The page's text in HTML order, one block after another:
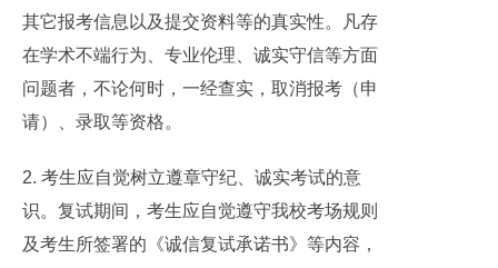
其它报考信息以及提交资料等的真实性。凡存
在学术不端行为、专业伦理、诚实守信等方面
问题者，不论何时，一经查实，取消报考（申
请）、录取等资格。
2. 考生应自觉树立遵章守纪、诚实考试的意
识。复试期间，考生应自觉遵守我校考场规则
及考生所签署的《诚信复试承诺书》等内容，